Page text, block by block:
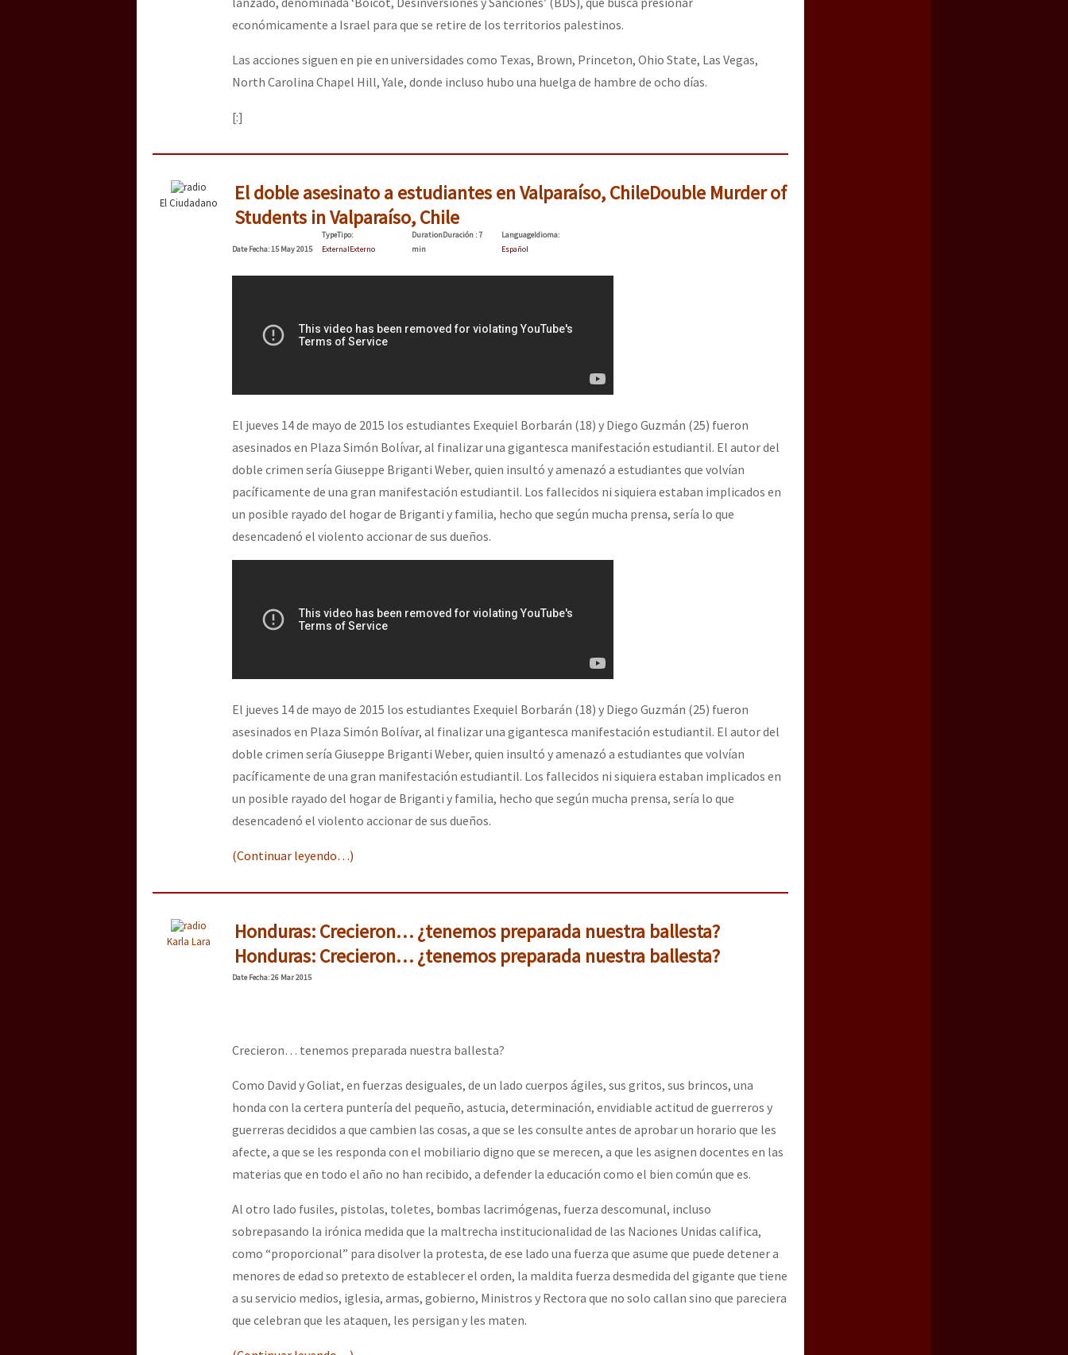
económicamente a Israel para que se retire de los territorios palestinos.
Las acciones siguen en pie en universidades como Texas, Brown, Princeton, Ohio State, Las Vegas,
North Carolina Chapel Hill, Yale, donde incluso hubo una huelga de hambre de ocho días.
[:]
El Ciudadano El doble asesinato a estudiantes en Valparaíso, ChileDouble Murder of
Students in Valparaíso, Chile
DateFecha: 15 May 2015
TypeTipo:
ExternalExterno
DurationDuración: 7
min
LanguageIdioma:
Español
El jueves 14 de mayo de 2015 los estudiantes Exequiel Borbarán (18) y Diego Guzmán (25) fueron
asesinados en Plaza Simón Bolívar, al finalizar una gigantesca manifestación estudiantil. El autor del
doble crimen sería Giuseppe Briganti Weber, quien insultó y amenazó a estudiantes que volvían
pacíficamente de una gran manifestación estudiantil. Los fallecidos ni siquiera estaban implicados en
un posible rayado del hogar de Briganti y familia, hecho que según mucha prensa, sería lo que
desencadenó el violento accionar de sus dueños.
El jueves 14 de mayo de 2015 los estudiantes Exequiel Borbarán (18) y Diego Guzmán (25) fueron
asesinados en Plaza Simón Bolívar, al finalizar una gigantesca manifestación estudiantil. El autor del
doble crimen sería Giuseppe Briganti Weber, quien insultó y amenazó a estudiantes que volvían
pacíficamente de una gran manifestación estudiantil. Los fallecidos ni siquiera estaban implicados en
un posible rayado del hogar de Briganti y familia, hecho que según mucha prensa, sería lo que
desencadenó el violento accionar de sus dueños.
(Continuar leyendo…)
Karla Lara
Honduras: Crecieron… ¿tenemos preparada nuestra ballesta?
Honduras: Crecieron… ¿tenemos preparada nuestra ballesta?
DateFecha: 26 Mar 2015
Crecieron… tenemos preparada nuestra ballesta?
Como David y Goliat, en fuerzas desiguales, de un lado cuerpos ágiles, sus gritos, sus brincos, una
honda con la certera puntería del pequeño, astucia, determinación, envidiable actitud de guerreros y
guerreras decididos a que cambien las cosas, a que se les consulte antes de aprobar un horario que les
afecte, a que se les responda con el mobiliario digno que se merecen, a que les asignen docentes en las
materias que en todo el año no han recibido, a defender la educación como el bien común que es.
Al otro lado fusiles, pistolas, toletes, bombas lacrimógenas, fuerza descomunal, incluso
sobrepasando la irónica medida que la maltrecha institucionalidad de las Naciones Unidas califica,
como “proporcional” para disolver la protesta, de ese lado una fuerza que asume que puede detener a
menores de edad so pretexto de establecer el orden, la maldita fuerza desmedida del gigante que tiene
a su servicio medios, iglesia, armas, gobierno, Ministros y Rectora que no solo callan sino que pareciera
que celebran que les ataquen, les persigan y les maten.